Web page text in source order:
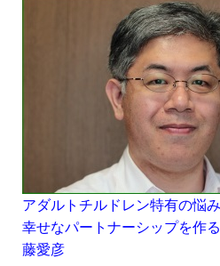
アダルトチルドレン特有の悩
幸せなパートナーシップを作
藤愛彦